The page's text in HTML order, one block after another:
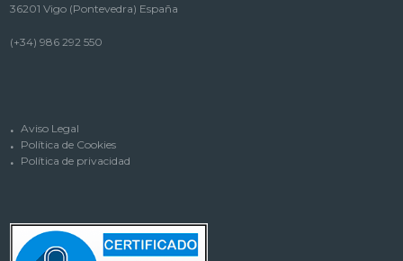
36201 Vigo (Pontevedra) España
(+34) 986 292 550
Aviso Legal
Política de Cookies
Política de privacidad